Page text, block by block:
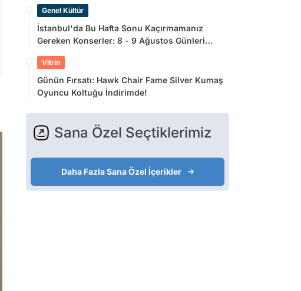
Genel Kültür
İstanbul'da Bu Hafta Sonu Kaçırmamanız
Gereken Konserler: 8 - 9 Ağustos Günleri
Vitrin
Günün Fırsatı: Hawk Chair Fame Silver Kumaş
Oyuncu Koltuğu İndirimde!
Sana Özel Seçtiklerimiz
Daha Fazla Sana Özel İçerikler